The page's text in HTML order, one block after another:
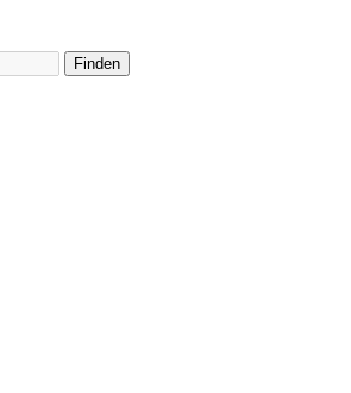
Finden